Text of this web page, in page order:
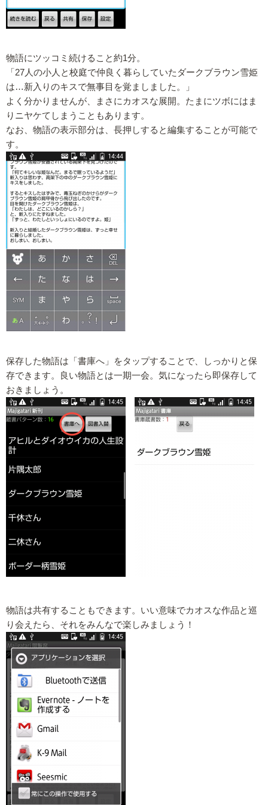
物語にツッコミ続けること約1分。
「27人の小人と校庭で仲良く暮らしていたダークブラウン雪姫
は…新入りのキスで無事目を覚ましました。」
よく分かりませんが、まさにカオスな展開。たまにツボにはま
りニヤケてしまうこともあります。
なお、物語の表示部分は、長押しすると編集することが可能で
す。
保存した物語は「書庫へ」をタップすることで、しっかりと保
存できます。良い物語とは一期一会。気になったら即保存して
おきましょう。
物語は共有することもできます。いい意味でカオスな作品と巡
り会えたら、それをみんなで楽しみましょう！